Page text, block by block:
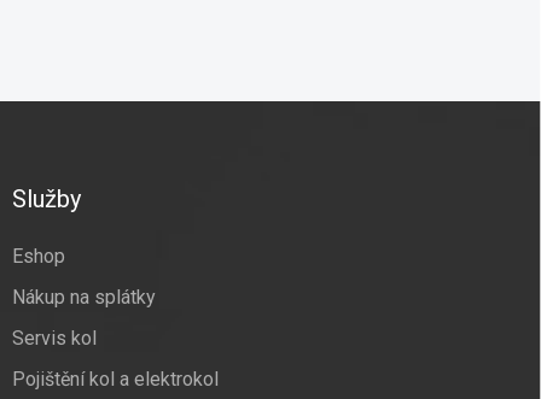
Služby
Eshop
Nákup na splátky
Servis kol
Pojištění kol a elektrokol